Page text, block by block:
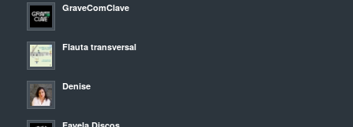
GraveComClave
Flauta transversal
Denise